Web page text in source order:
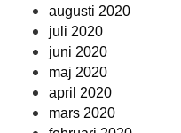
augusti 2020
juli 2020
juni 2020
maj 2020
april 2020
mars 2020